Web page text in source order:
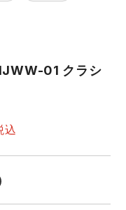
ー 大阪支店
ス
01 クラシ
込